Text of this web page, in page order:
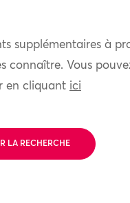
supplémentaires à
connaître. Vous
en cliquant ici
LA RECHERCHE